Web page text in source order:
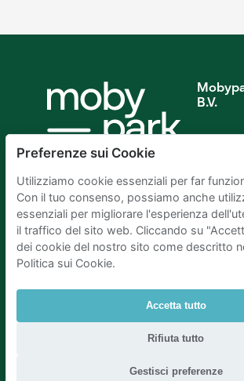
B.V.
Parcheggio Amsterdam|Parcheggio
Parcheggio Utrecht
Preferenze sui Cookie
Utilizziamo cookie essenziali per far
Con il tuo consenso, possiamo anche
essenziali per migliorare l'esperienza
il traffico del sito web. Cliccando su
dei cookie del nostro sito come descritto
Politica sui Cookie.
Accetta tutto
Rifiuta tutto
Gestisci preferenze